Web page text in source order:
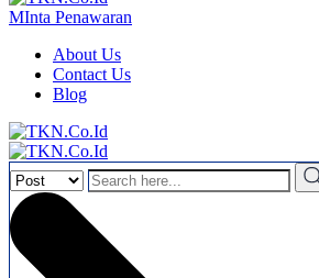
MInta Penawaran
About Us
Contact Us
Blog